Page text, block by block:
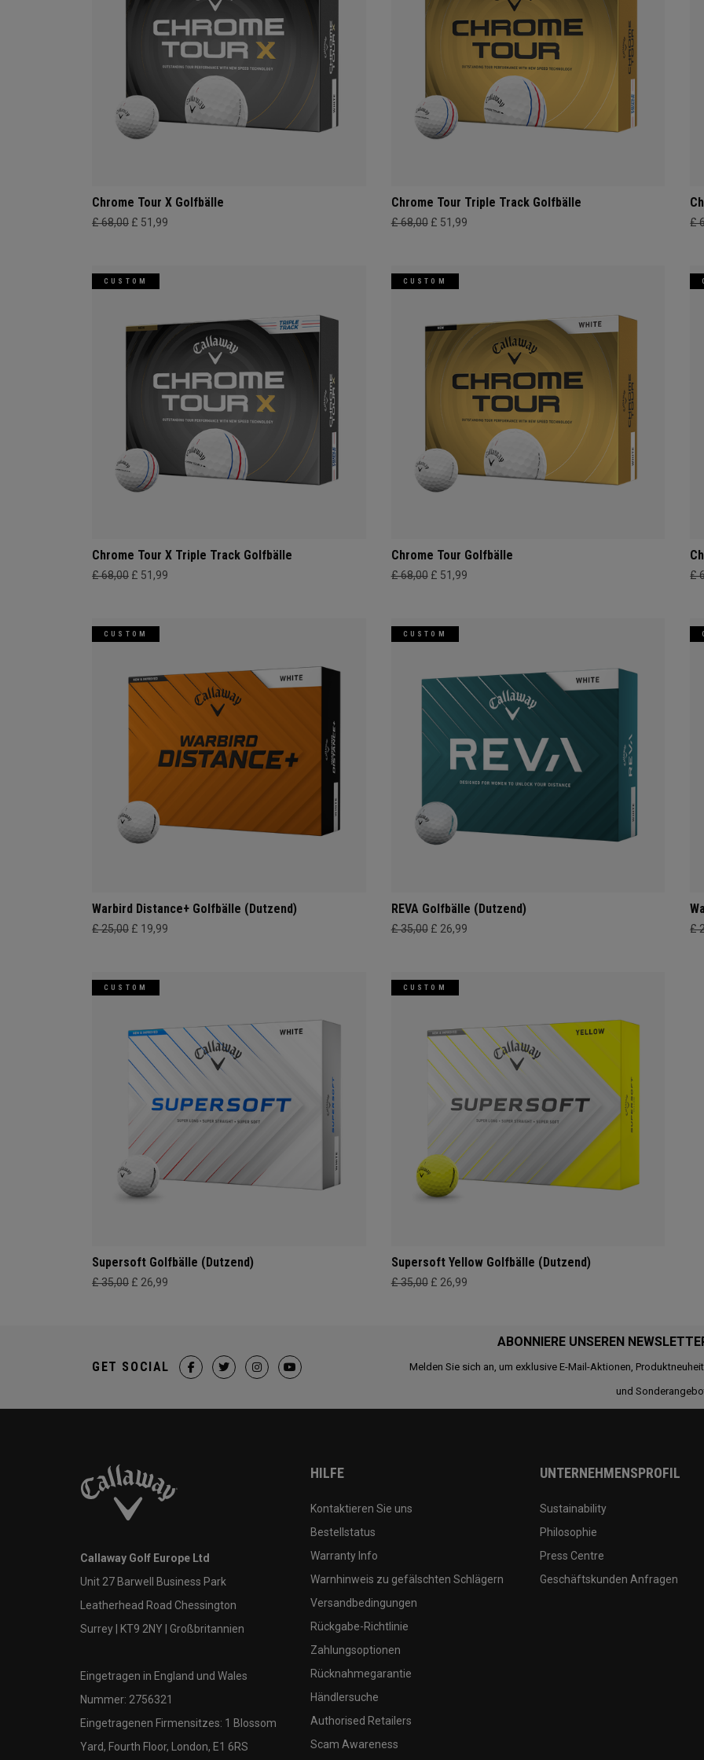
Chrome Tour X Golfbälle
£ 68,00 £ 51,99
Chrome Tour Triple Track Golfbälle
£ 68,00 £ 51,99 £
CUSTOM
Chrome Tour X Triple Track Golfbälle
£ 68,00 £ 51,99
CUSTOM
Chrome Tour Golfbälle
£ 68,00 £ 51,99 £
CUSTOM
Warbird Distance+ Golfbälle (Dutzend)
£ 25,00 £ 19,99
CUSTOM
REVA Golfbälle (Dutzend)
£ 35,00 £ 26,99 £
CUSTOM
Supersoft Golfbälle (Dutzend)
£ 35,00 £ 26,99
CUSTOM
Supersoft Yellow Golfbälle (Dutzend)
£ 35,00 £ 26,99
ABONNIERE UNSEREN
Melden Sie sich an, um exklusive E-Mail-Aktionen,
und
GET SOCIAL
Callaway Golf Europe Ltd
Unit 27 Barwell Business Park
Leatherhead Road Chessington
Surrey | KT9 2NY | Großbritannien
Eingetragen in England und Wales
Nummer: 2756321
Eingetragenen Firmensitzes: 1 Blossom
Yard, Fourth Floor, London, E1 6RS
HILFE
Kontaktieren Sie uns
Bestellstatus
Warranty Info
Warnhinweis zu gefälschten Schlägern
Versandbedingungen
Rückgabe-Richtlinie
Zahlungsoptionen
Rücknahmegarantie
Händlersuche
Authorised Retailers
Scam Awareness
UNTERNEHMENSPROFIL
Sustainability
Philosophie
Press Centre
Geschäftskunden Anfragen